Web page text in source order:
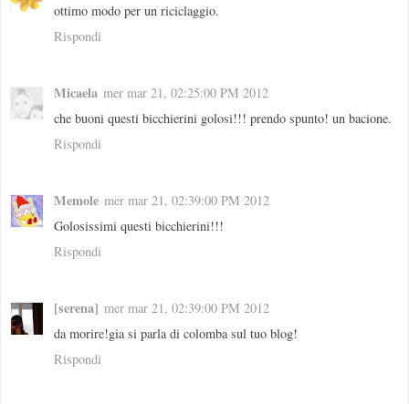
ottimo modo per un riciclaggio.
Rispondi
Micaela mer mar 21, 02:25:00 PM 2012
che buoni questi bicchierini golosi!!! prendo spunto! un bacione.
Rispondi
Memole mer mar 21, 02:39:00 PM 2012
Golosissimi questi bicchierini!!!
Rispondi
[serena] mer mar 21, 02:39:00 PM 2012
da morire!gia si parla di colomba sul tuo blog!
Rispondi